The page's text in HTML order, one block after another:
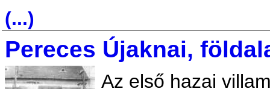
(...)
Pereces Újaknai,
Az első hazai